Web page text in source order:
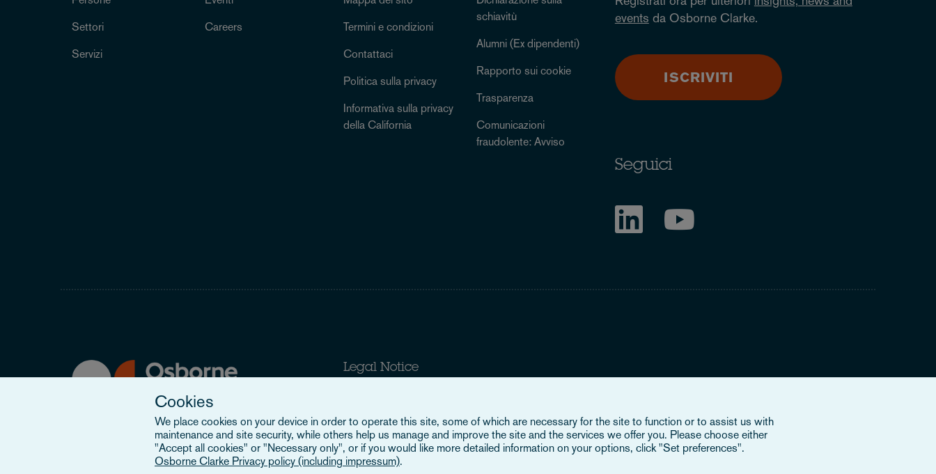
Settori
Servizi
Careers Termini e condizioni
Contattaci
Politica sulla privacy
Informativa sulla privacy
della California
schiavitù
Alumni (Ex dipendenti)
Rapporto sui cookie
Trasparenza
Comunicazioni
fraudolente: Avviso
events da Osborne Clarke.
ISCRIVITI
Seguici
Legal Notice
firms are all separate legal entities and have no authority to obligate or bind each other or OCV with regard to third parties. To
find out more,click here.
Cookies
We place cookies on your device in order to operate this site, some of which are necessary for the site to function or to assist us with
maintenance and site security, while others help us manage and improve the site and the services we offer you. Please choose either
"Accept all cookies" or "Necessary only", or if you would like more detailed information on your options, click "Set preferences".
Osborne Clarke Privacy policy (including impressum).